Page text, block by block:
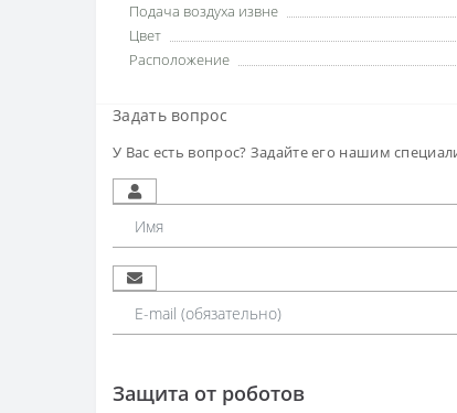
Подача воздуха извне
Цвет
Расположение
Задать вопрос
У Вас есть вопрос? Задайте его нашим
Защита от роботов